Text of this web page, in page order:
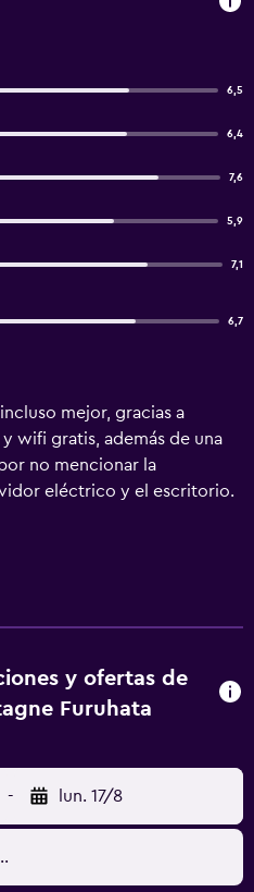
6,5
6,4
7,6
5,9
7,1
6,7
mejor, gracias a
wifi gratis, además de una
no mencionar la
eléctrico y el escritorio.
y ofertas de
Furuhata
- lun. 17/8